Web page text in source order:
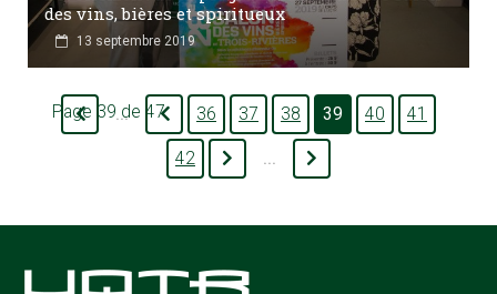
des vins, bières et spiritueux
13 septembre 2019
Page 39 de 47
... 36 37 38 39 40 41
42